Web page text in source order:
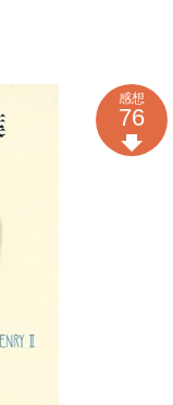
感想
76